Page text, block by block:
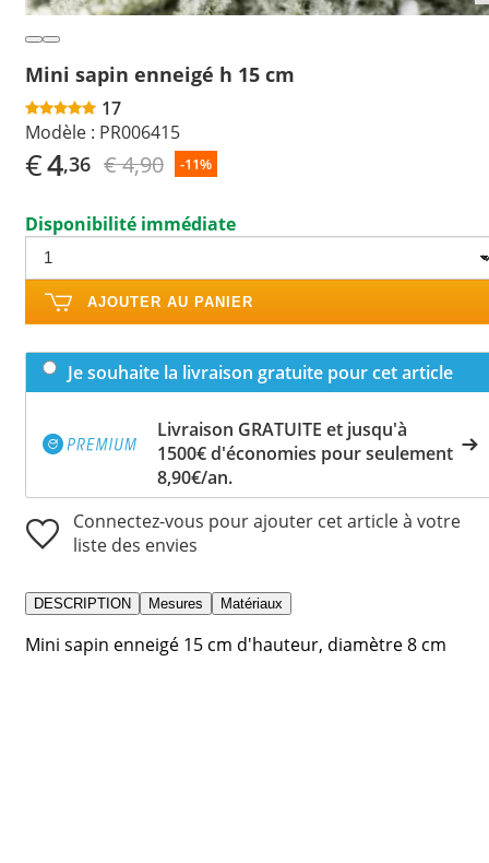
Mini sapin enneigé h 15 cm
17
Modèle : PR006415
€4,36 € 4,90 -11%
Disponibilité immédiate
AJOUTER AU PANIER
Je souhaite la livraison gratuite pour cet article
Livraison GRATUITE et jusqu'à
1500€ d'économies pour seulement
8,90€/an.
Connectez-vous pour ajouter cet article à votre
liste des envies
DESCRIPTION Mesures Matériaux
Mini sapin enneigé 15 cm d'hauteur, diamètre 8 cm